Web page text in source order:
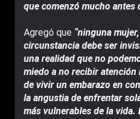
que comenzó mucho antes
Agregó que “ninguna
circunstancia debe ser
una realidad que no
miedo a no recibir
de vivir un embarazo en
la angustia de enfrentar
más vulnerables de la vida.